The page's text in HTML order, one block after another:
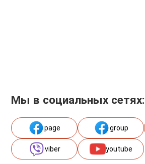
Мы в социальных сетях:
page group
viber youtube